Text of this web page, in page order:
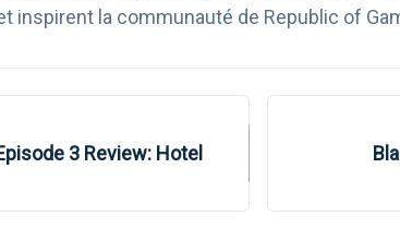
inspirent la communauté de Republic of
3 Review: Hotel